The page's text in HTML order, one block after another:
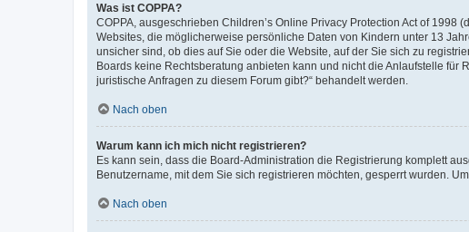
Was ist COPPA?
COPPA, ausgeschrieben Children’s Online Privacy Protection Act of
Websites, die möglicherweise persönliche Daten von Kindern unter 13
unsicher sind, ob dies auf Sie oder die Website, auf der Sie sich zu
Boards keine Rechtsberatung anbieten kann und nicht die Anlaufstelle
juristische Anfragen zu diesem Forum gibt?“ behandelt werden.
Nach oben
Warum kann ich mich nicht registrieren?
Es kann sein, dass die Board-Administration die Registrierung komplett
Benutzername, mit dem Sie sich registrieren möchten, gesperrt wurden.
Nach oben